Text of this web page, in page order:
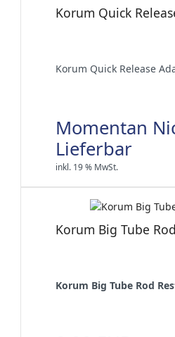
Korum Quick
Korum Quick Release
Momentan
Lieferbar
inkl. 19 % MwSt.
Korum Big Tube
Korum Big Tube Rod